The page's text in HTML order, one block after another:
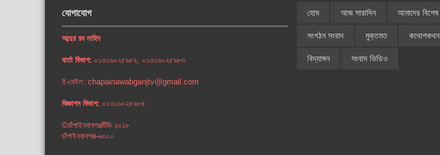
যোগাযোগ
আব্দুর রব নাহিদ
বার্তা বিভাগ: ০১৩১৬০২৫৯৮২, ০১৩১৬০২৫৯৮৩
ই-মেইল: chapainawabganjtv@gmail.com
বিজ্ঞাপন বিভাগ: ০১৩১৬০২৫৯৮৪
©চাঁপাইনবাবগঞ্জটিভি ২০১৮
চাঁপাইনবাবগঞ্জ-৬৩০০
হোম আজ সারাদিন আমাদের বিশেষ
সংগঠন সংবাদ মুক্তমত কথোপকথন
বিদ্যাঙ্গন সংবাদ ভিডিও